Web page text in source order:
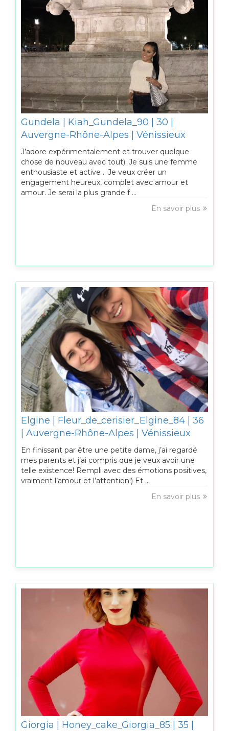
Gundela | Kiah_Gundela_90 | 30 |
Auvergne-Rhône-Alpes | Vénissieux
J’adore expérimentalement et trouver quelque
chose de nouveau avec tout). Je suis une femme
enthousiaste et active .. Je veux créer un
engagement heureux, complet avec amour et
amour. Je serai la plus grande f ...
En savoir plus
Elgine | Fleur_de_cerisier_Elgine_84 | 36
| Auvergne-Rhône-Alpes | Vénissieux
En finissant par être une petite dame, j’ai regardé
mes parents et j’ai compris que je veux avoir une
telle existence! Rempli avec des émotions positives,
vraiment l’amour et l’attention!) Et ...
En savoir plus
Giorgia | Honey_cake_Giorgia_85 | 35 |